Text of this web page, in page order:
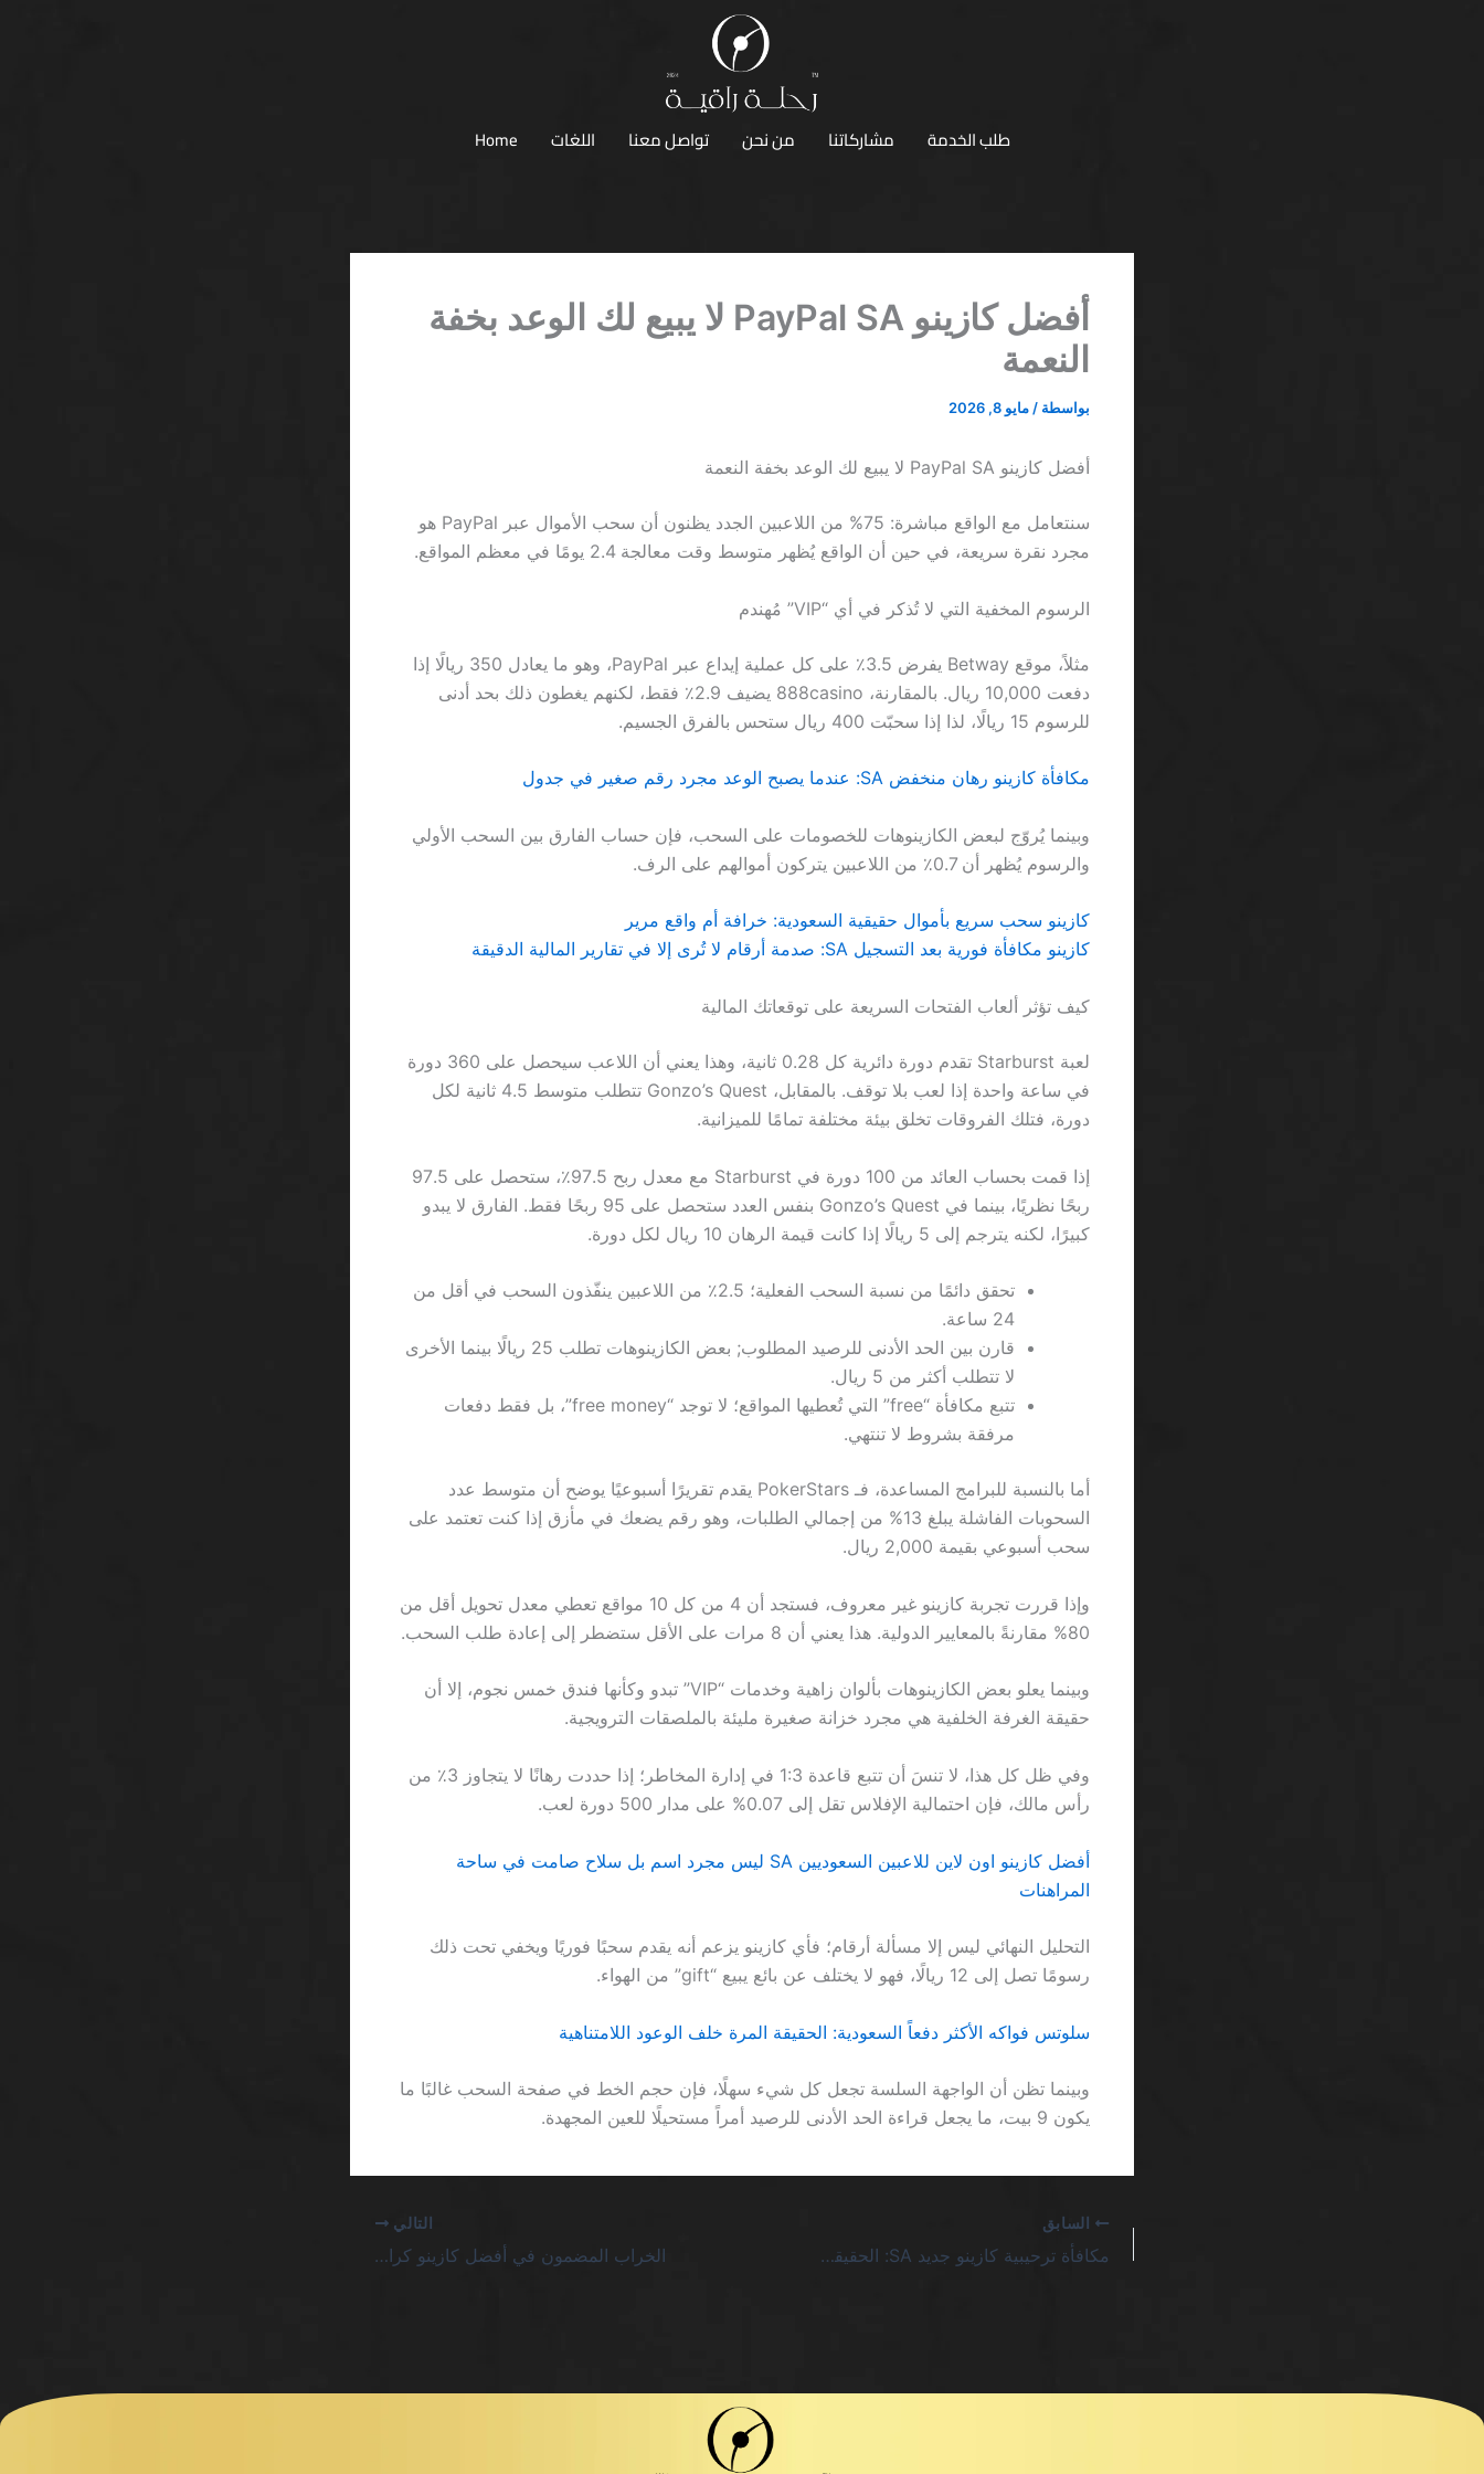
طلب الخدمة مشاركاتنا من نحن تواصل معنا اللغات Home
أفضل كازينو PayPal SA لا يبيع لك الوعد بخفة
النعمة
بواسطة / مايو 8, 2026
أفضل كازينو PayPal SA لا يبيع لك الوعد بخفة النعمة
سنتعامل مع الواقع مباشرة: 75% من اللاعبين الجدد يظنون أن سحب الأموال عبر PayPal هو
مجرد نقرة سريعة، في حين أن الواقع يُظهر متوسط وقت معالجة 2.4 يومًا في معظم المواقع.
الرسوم المخفية التي لا تُذكر في أي “VIP” مُهندم
مثلاً، موقع Betway يفرض 3.5٪ على كل عملية إيداع عبر PayPal، وهو ما يعادل 350 ريالًا إذا
دفعت 10,000 ريال. بالمقارنة، 888casino يضيف 2.9٪ فقط، لكنهم يغطون ذلك بحد أدنى
للرسوم 15 ريالًا، لذا إذا سحبّت 400 ريال ستحس بالفرق الجسيم.
مكافأة كازينو رهان منخفض SA: عندما يصبح الوعد مجرد رقم صغير في جدول
وبينما يُروّج لبعض الكازينوهات للخصومات على السحب، فإن حساب الفارق بين السحب الأولي
والرسوم يُظهر أن 0.7٪ من اللاعبين يتركون أموالهم على الرف.
كازينو سحب سريع بأموال حقيقية السعودية: خرافة أم واقع مرير
كازينو مكافأة فورية بعد التسجيل SA: صدمة أرقام لا تُرى إلا في تقارير المالية الدقيقة
كيف تؤثر ألعاب الفتحات السريعة على توقعاتك المالية
لعبة Starburst تقدم دورة دائرية كل 0.28 ثانية، وهذا يعني أن اللاعب سيحصل على 360 دورة
في ساعة واحدة إذا لعب بلا توقف. بالمقابل، Gonzo’s Quest تتطلب متوسط 4.5 ثانية لكل
دورة، فتلك الفروقات تخلق بيئة مختلفة تمامًا للميزانية.
إذا قمت بحساب العائد من 100 دورة في Starburst مع معدل ربح 97.5٪، ستحصل على 97.5
ربحًا نظريًا، بينما في Gonzo’s Quest بنفس العدد ستحصل على 95 ربحًا فقط. الفارق لا يبدو
كبيرًا، لكنه يترجم إلى 5 ريالًا إذا كانت قيمة الرهان 10 ريال لكل دورة.
تحقق دائمًا من نسبة السحب الفعلية؛ 2.5٪ من اللاعبين ينفّذون السحب في أقل من
24 ساعة.
قارن بين الحد الأدنى للرصيد المطلوب; بعض الكازينوهات تطلب 25 ريالًا بينما الأخرى
لا تتطلب أكثر من 5 ريال.
تتبع مكافأة “free” التي تُعطيها المواقع؛ لا توجد “free money”، بل فقط دفعات
مرفقة بشروط لا تنتهي.
أما بالنسبة للبرامج المساعدة، فـ PokerStars يقدم تقريرًا أسبوعيًا يوضح أن متوسط عدد
السحوبات الفاشلة يبلغ 13% من إجمالي الطلبات، وهو رقم يضعك في مأزق إذا كنت تعتمد على
سحب أسبوعي بقيمة 2,000 ريال.
وإذا قررت تجربة كازينو غير معروف، فستجد أن 4 من كل 10 مواقع تعطي معدل تحويل أقل من
80% مقارنةً بالمعايير الدولية. هذا يعني أن 8 مرات على الأقل ستضطر إلى إعادة طلب السحب.
وبينما يعلو بعض الكازينوهات بألوان زاهية وخدمات “VIP” تبدو وكأنها فندق خمس نجوم، إلا أن
حقيقة الغرفة الخلفية هي مجرد خزانة صغيرة مليئة بالملصقات الترويجية.
وفي ظل كل هذا، لا تنسَ أن تتبع قاعدة 1:3 في إدارة المخاطر؛ إذا حددت رهانًا لا يتجاوز 3٪ من
رأس مالك، فإن احتمالية الإفلاس تقل إلى 0.07% على مدار 500 دورة لعب.
أفضل كازينو اون لاين للاعبين السعوديين SA ليس مجرد اسم بل سلاح صامت في ساحة
المراهنات
التحليل النهائي ليس إلا مسألة أرقام؛ فأي كازينو يزعم أنه يقدم سحبًا فوريًا ويخفي تحت ذلك
رسومًا تصل إلى 12 ريالًا، فهو لا يختلف عن بائع يبيع “gift” من الهواء.
سلوتس فواكه الأكثر دفعاً السعودية: الحقيقة المرة خلف الوعود اللامتناهية
وبينما تظن أن الواجهة السلسة تجعل كل شيء سهلًا، فإن حجم الخط في صفحة السحب غالبًا ما
يكون 9 بيت، ما يجعل قراءة الحد الأدنى للرصيد أمراً مستحيلًا للعين المجهدة.
السابق
مكافأة ترحيبية كازينو جديد SA: الحقيقة السامة وراء العروض اللامتناهية
التالي
الخراب المضمون في أفضل كازينو كرابس مباشر السعودية